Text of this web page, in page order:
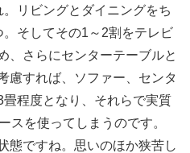
リビングとダイニングをち
そしてその1～2割をテレビ
、さらにセンターテーブルと
慮すれば、ソファー、センタ
程度となり、それらで実質
スを使ってしまうのです。
態ですね。思いのほか狭苦し